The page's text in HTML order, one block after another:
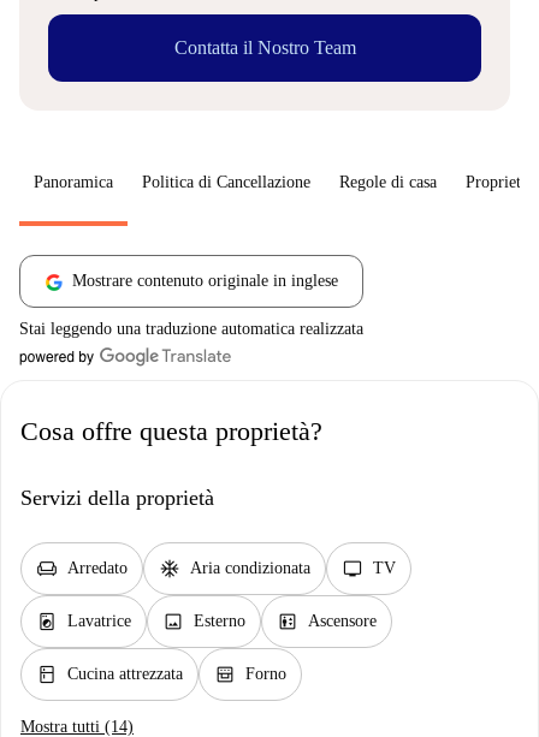
Contatta il Nostro Team
Panoramica Politica di Cancellazione Regole di casa
Mostrare contenuto originale in inglese
Stai leggendo una traduzione automatica realizzata
Cosa offre questa proprietà?
Servizi della proprietà
chair Arredato ac_unit Aria condizionata tv TV
local_laundry_service Lavatrice image Esterno elevator Ascensore
kitchen Cucina attrezzata oven_gen Forno
Mostra tutti (14)